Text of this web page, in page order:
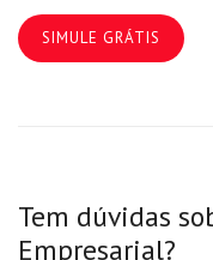
SIMULE GRÁTIS
Tem dúvidas
Empresarial?